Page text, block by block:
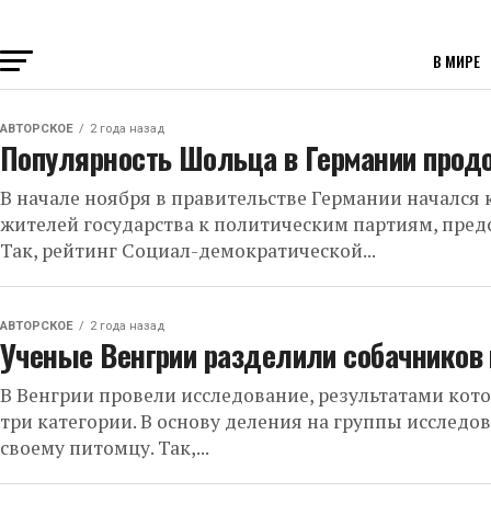
В МИРЕ
АВТОРСКОЕ 2 года назад
Популярность Шольца в Германии
В начале ноября в правительстве Германии
жителей государства к политическим партиям,
Так, рейтинг Социал-демократической...
АВТОРСКОЕ 2 года назад
Ученые Венгрии разделили собачников
В Венгрии провели исследование, результатами
три категории. В основу деления на группы
своему питомцу. Так,...